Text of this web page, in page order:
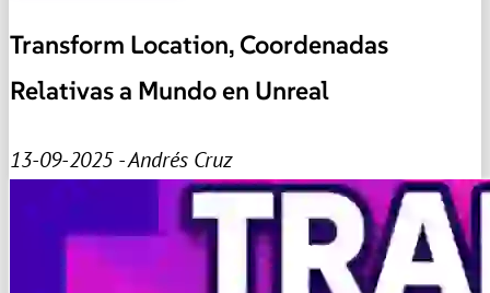
Transform Location, Coordenadas
Relativas a Mundo en Unreal
13-09-2025 - Andrés Cruz